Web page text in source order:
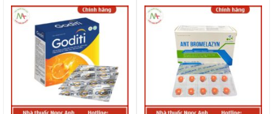
Được xếp
hạng5.00
sao
Được xếp
hạng5.00